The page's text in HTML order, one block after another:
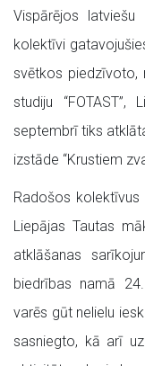
Vispārējos
kolektīvi
svētkos
studiju
septembrī tiks
izstāde “Krustiem
Radošos
Liepājas Tautas
atklāšanas
biedrības namā
varēs gūt nelielu
sasniegto, kā arī